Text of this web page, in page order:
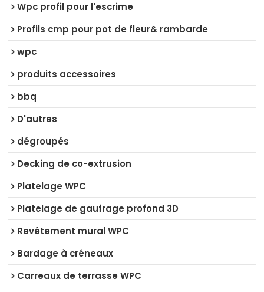
Wpc profil pour l'escrime
Profils cmp pour pot de fleur& rambarde
wpc
produits accessoires
bbq
D'autres
dégroupés
Decking de co-extrusion
Platelage WPC
Platelage de gaufrage profond 3D
Revêtement mural WPC
Bardage à créneaux
Carreaux de terrasse WPC